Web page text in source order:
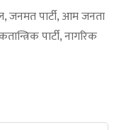
जनमत पार्टी, आम जनता
पार्टी, नागरिक